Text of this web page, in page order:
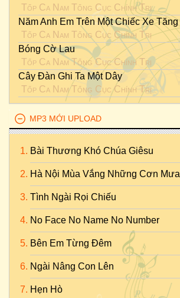
Tốp Ca Nam Tổng Cục Chính Trị
Năm Anh Em Trên Một Chiếc Xe Tăng
Tốp Ca Nam Tổng Cục Chính Trị
Bóng Cờ Lau
Tốp Ca Nam Tổng Cục Chính Trị
Cây Đàn Ghi Ta Một Dây
Tốp Ca Nam Tổng Cục Chính Trị
MP3 MỚI UPLOAD
Bài Thương Khó Chúa Giêsu
Hà Nội Mùa Vắng Những Cơn Mưa
Tình Ngài Rọi Chiếu
No Face No Name No Number
Bên Em Từng Đêm
Ngài Nâng Con Lên
Hẹn Hò